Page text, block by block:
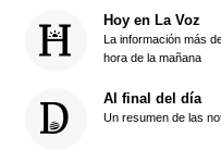
Hoy en La Voz
La información más
hora de la mañana
Al final del día
Un resumen de las